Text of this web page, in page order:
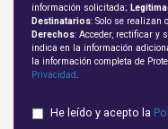
información solicitada;
Destinatarios: Solo se realizan
Derechos: Acceder, rectificar y
indica en la información
la información completa de
Privacidad
He leído y acepto la